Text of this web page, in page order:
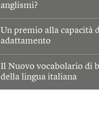
anglismi?
Un premio alla capacità
adattamento
Il Nuovo vocabolario di
della lingua italiana